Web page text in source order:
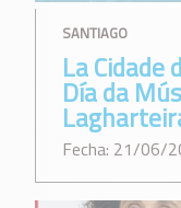
SANTIAGO
La Cidade
Día da
Fecha: 21/06/